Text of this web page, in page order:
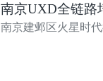
南京UXD全链路
南京建邺区火星时